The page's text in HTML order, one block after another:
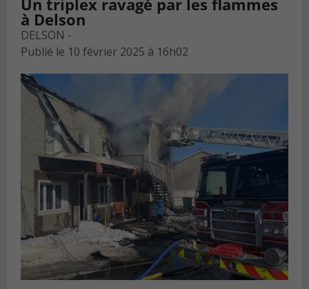
Un triplex ravagé par les flammes
à Delson
DELSON -
Publié le 10 février 2025 à 16h02